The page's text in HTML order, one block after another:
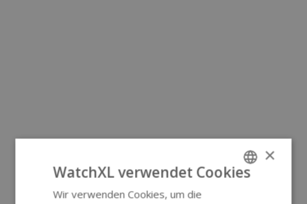
×
WatchXL verwendet Cookies
Wir verwenden Cookies, um die